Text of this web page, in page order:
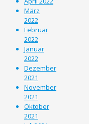
März
2022
Februar
2022
Januar
2022
Dezember
2021
November
2021
Oktober
2021